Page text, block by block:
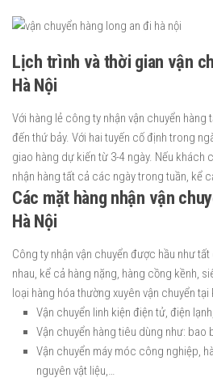
Lịch trình và thời gian vận
Hà Nội
Với hàng lẻ công ty nhận vận chuyển
đến thứ bảy. Với hai tuyến cố định trong
giao hàng dự kiến từ 3-4 ngày. Nếu khách
nhận hàng tất cả các ngày trong tuần, kể
Các mặt hàng nhận vận
Hà Nội
Công ty nhận vận chuyển được hầu như
nhau, kể cả hàng nặng, hàng cồng kềnh,
loại hàng hóa thường xuyên vận chuyển
Vận chuyển linh kiện điện tử, điện
Vận chuyển hàng tiêu dùng như: bao
Vận chuyển máy móc công nghiệp,
nguyên vật liệu,…